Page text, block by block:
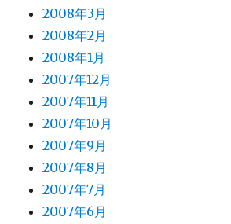
2008年3月
2008年2月
2008年1月
2007年12月
2007年11月
2007年10月
2007年9月
2007年8月
2007年7月
2007年6月